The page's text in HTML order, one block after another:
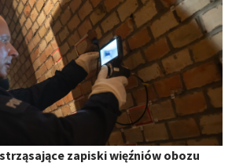
zapiski więźniów obozu